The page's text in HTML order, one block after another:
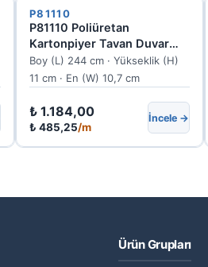
P81110
P81110 Poliüretan
Kartonpiyer Tavan Duvar
Birleşim Çıtası
Boy (L) 244 cm · Yükseklik (H)
11 cm · En (W) 10,7 cm
₺ 1.184,00
₺ 485,25/m
İncele →
Ürün Grupları